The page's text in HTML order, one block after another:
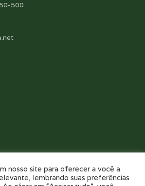
500
essência pela:
nosso site para oferecer a você a
lembrando suas preferências